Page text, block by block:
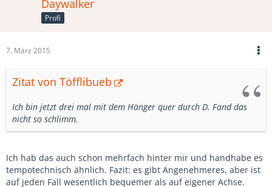
Daywalker
Profi
7. März 2015
Zitat von Töfflibueb
Ich bin jetzt drei mal mit dem Hänger quer durch D. Fand das
nicht so schlimm.
Ich hab das auch schon mehrfach hinter mir und handhabe es
tempotechnisch ähnlich. Fazit: es gibt Angenehmeres, aber ist
auf jeden Fall wesentlich bequemer als auf eigener Achse.